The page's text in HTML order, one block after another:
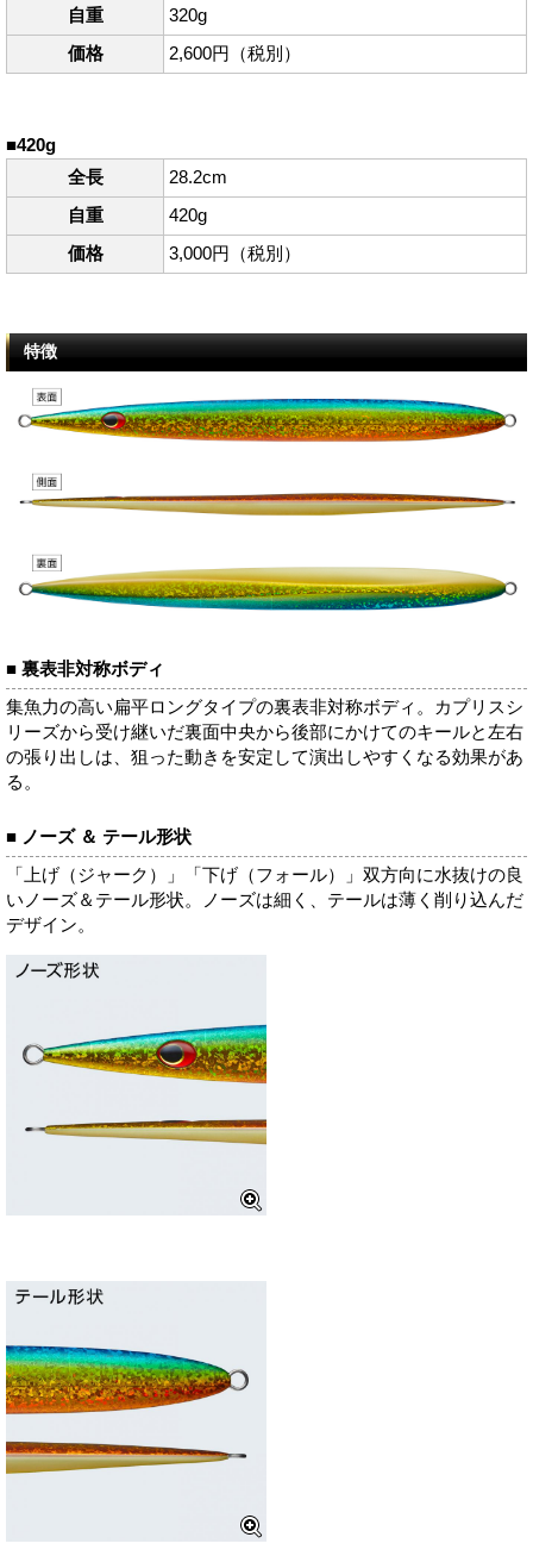
自重
320g
価格
2,600円（税別）
■420g
全長
28.2cm
自重
420g
価格
3,000円（税別）
特徴
■ 裏表非対称ボディ
集魚力の高い扁平ロングタイプの裏表非対称ボディ。カプリスシ
リーズから受け継いだ裏面中央から後部にかけてのキールと左右
の張り出しは、狙った動きを安定して演出しやすくなる効果があ
る。
■ ノーズ ＆ テール形状
「上げ（ジャーク）」「下げ（フォール）」双方向に水抜けの良
いノーズ＆テール形状。ノーズは細く、テールは薄く削り込んだ
デザイン。